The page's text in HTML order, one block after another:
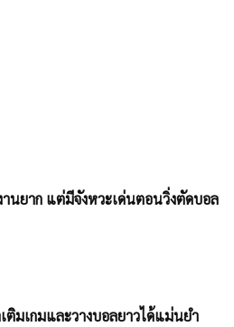
นยาก แต่มีจังหวะเด่นตอนวิ่งตัดบอล
ติมเกมและวางบอลยาวได้แม่นยำ